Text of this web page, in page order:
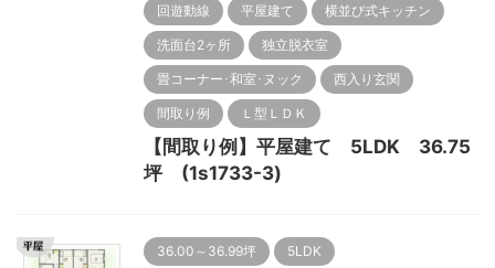
回遊動線 平屋建て 横並び式キッチン
洗面台2ヶ所 独立脱衣室
畳コーナー･和室･ヌック 西入り玄関
間取り例 Ｌ型ＬＤＫ
【間取り例】平屋建て 5LDK 36.75
坪 (1s1733-3)
36.00～36.99坪 5LDK